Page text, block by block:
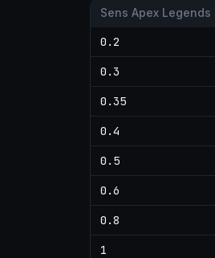
Sens Apex Legends
0.2
0.3
0.35
0.4
0.5
0.6
0.8
1